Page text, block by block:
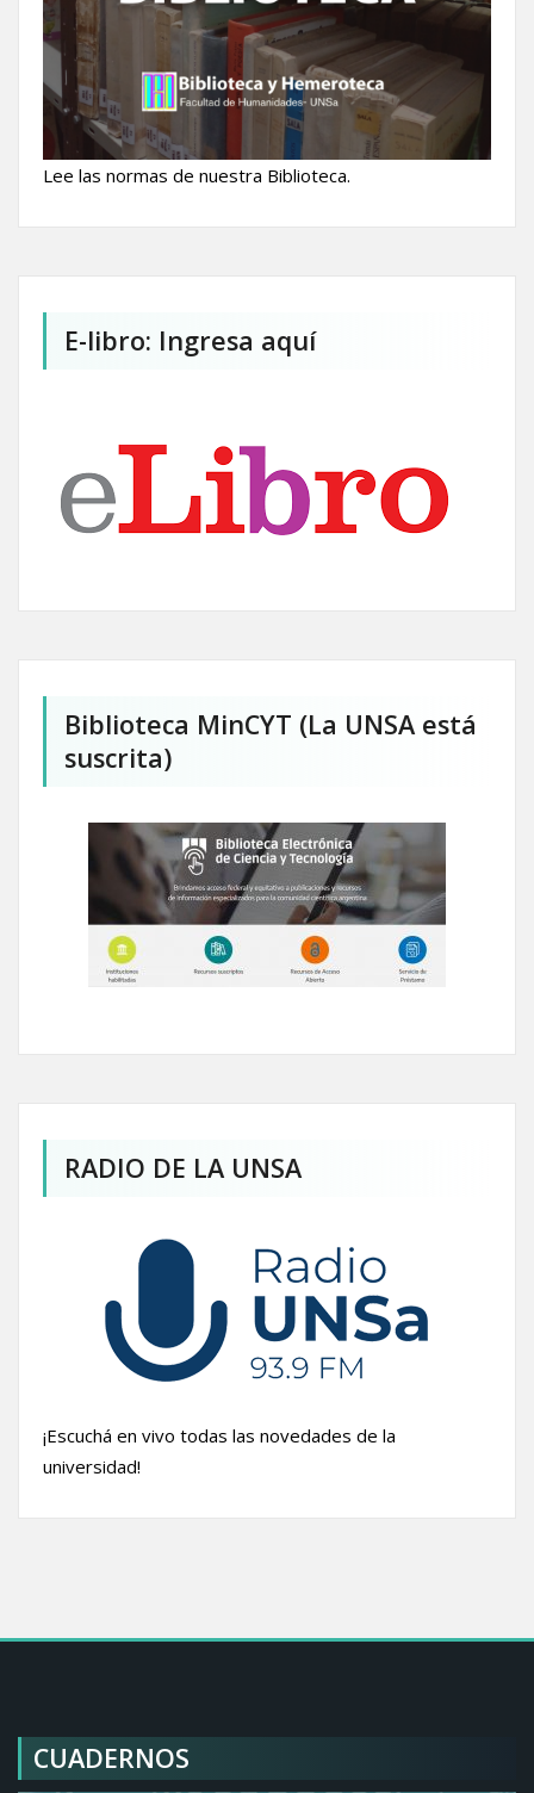
Lee las normas de nuestra Biblioteca.
E-libro: Ingresa aquí
Biblioteca MinCYT (La UNSA está
suscrita)
RADIO DE LA UNSA
¡Escuchá en vivo todas las novedades de la
universidad!
CUADERNOS